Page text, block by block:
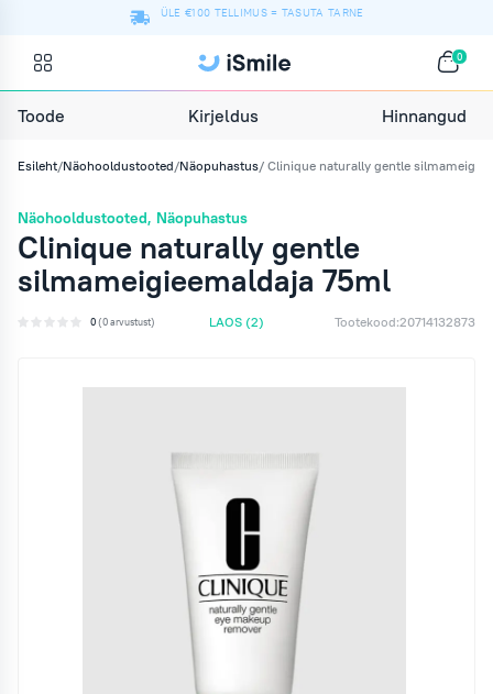
ÜLE €100 TELLIMUS = TASUTA TARNE
0
Toode Kirjeldus Hinnangud
Esileht/Näohooldustooted/Näopuhastus/ Clinique naturally gentle
Näohooldustooted, Näopuhastus
Clinique naturally gentle
silmameigieemaldaja 75ml
0(0 arvustust) LAOS (2) Tootekood:20714132873